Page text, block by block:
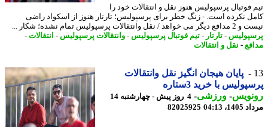
فوتبال پرسپولیس هنوز نقل و انتقالات خود را
نکرده است. - زنگ خطر برای پرسپولیس؛ تارتار هنوز از اسکواد راضی
نقل وانتقالات پرسپولیس تمام نشده؛ شکار ...
-تارتار- تیم فوتبال پرسپولیس-وانتقالات پرسپولیس-انتقالات-
- نقل و انتقالات
پایان هیجان انگیز نقل وانتقالات
با خرید 3ستاره
-ورزشی-
4 روز پیش - چهارشنبه 14
04:13
82025925